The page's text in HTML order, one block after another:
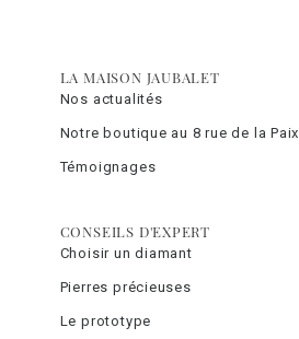
LA MAISON JAUBALET
Nos actualités
Notre boutique au 8 rue de la Paix
Témoignages
CONSEILS D'EXPERT
Choisir un diamant
Pierres précieuses
Le prototype